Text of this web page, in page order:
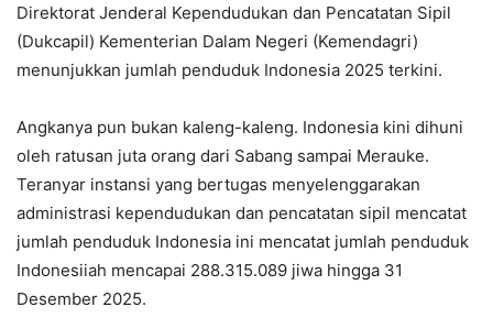
Direktorat Jenderal Kependudukan dan Pencatatan Sipil
(Dukcapil) Kementerian Dalam Negeri (Kemendagri)
menunjukkan jumlah penduduk Indonesia 2025 terkini.
Angkanya pun bukan kaleng-kaleng. Indonesia kini dihuni
oleh ratusan juta orang dari Sabang sampai Merauke.
Teranyar instansi yang bertugas menyelenggarakan
administrasi kependudukan dan pencatatan sipil mencatat
jumlah penduduk Indonesia ini mencatat jumlah penduduk
Indonesiiah mencapai 288.315.089 jiwa hingga 31
Desember 2025.